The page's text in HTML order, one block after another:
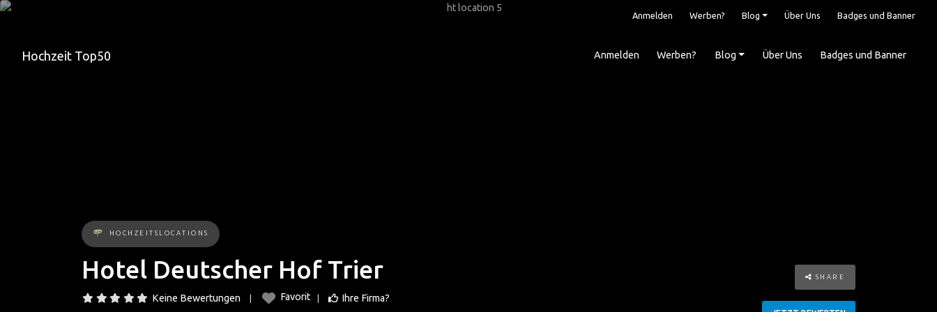
Anmelden Werben? Blog Über Uns Badges und Banner
Hochzeit Top50 Anmelden Werben? Blog Über Uns Badges und Banner
HOCHZEITSLOCATIONS
Hotel Deutscher Hof Trier
Keine Bewertungen Favorit Ihre Firma?
SHARE